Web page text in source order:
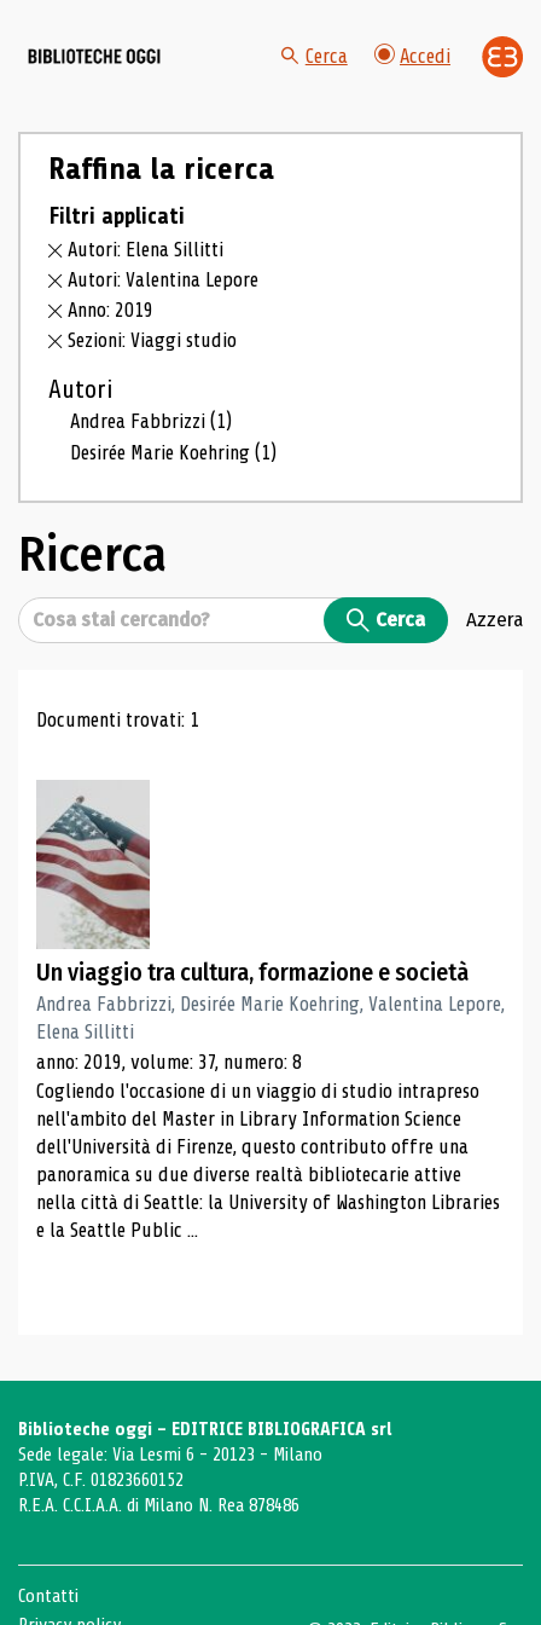
Cerca Accedi
Raffina la ricerca
Filtri applicati
Autori: Elena Sillitti
Autori: Valentina Lepore
Anno: 2019
Sezioni: Viaggi studio
Autori
Andrea Fabbrizzi(1)
Desirée Marie Koehring(1)
Ricerca
Cerca Cerca Azzera
Risultati di ricerca
Documenti trovati: 1
Un viaggio tra cultura, formazione e società
Andrea Fabbrizzi, Desirée Marie Koehring, Valentina Lepore,
Elena Sillitti
anno: 2019, volume: 37, numero: 8
Cogliendo l'occasione di un viaggio di studio intrapreso
nell'ambito del Master in Library Information Science
dell'Università di Firenze, questo contributo offre una
panoramica su due diverse realtà bibliotecarie attive
nella città di Seattle: la University of Washington Libraries
e la Seattle Public ...
Biblioteche oggi - EDITRICE BIBLIOGRAFICA srl
Sede legale: Via Lesmi 6 - 20123 - Milano
P.IVA, C.F. 01823660152
R.E.A. C.C.I.A.A. di Milano N. Rea 878486
Contatti